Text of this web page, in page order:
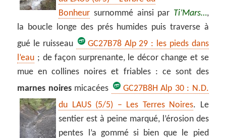
Bonheur surnommé ainsi par Ti’Mars…,
la boucle longe des prés humides puis traverse à
gué le ruisseau
GC27B78 Alp 29 : les pieds dans
l’eau ; de façon surprenante, le décor change et se
mue en collines noires et friables : ce sont des
marnes noiresmicacées
GC27B8H Alp 30 : N.D.
du LAUS (5/5) – Les Terres Noires.
Le
sentier est à peine marqué, l’érosion des
pentes l’a gommé si bien que le pied